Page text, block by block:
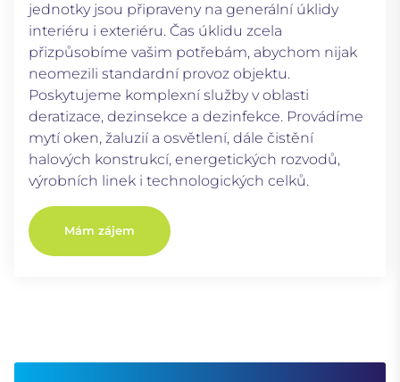
jednotky jsou připraveny na generální úklidy
interiéru i exteriéru. Čas úklidu zcela
přizpůsobíme vašim potřebám, abychom nijak
neomezili standardní provoz objektu.
Poskytujeme komplexní služby v oblasti
deratizace, dezinsekce a dezinfekce. Provádíme
mytí oken, žaluzií a osvětlení, dále čistění
halových konstrukcí, energetických rozvodů,
výrobních linek i technologických celků.
Mám zájem